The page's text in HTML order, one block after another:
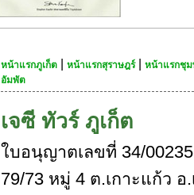
หน้าแรกภูเก็ต หน้าแรกสุราษฎร์|
หน้าแรกชุม
อัมพัต
เจซี ทัวร์ ภูเก็ต
ใบอนุญาตเลขที่ 34/
79/73 หมู่ 4 ต.เกาะแก้ว อ